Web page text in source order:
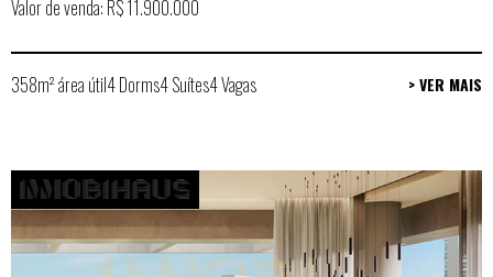
Valor de venda: R$ 11.900.000
358m² área útil4 Dorms4 Suítes4 Vagas > VER MAIS